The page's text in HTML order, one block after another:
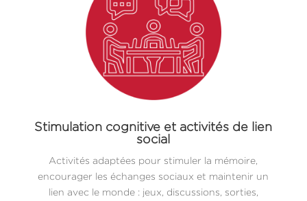
Stimulation cognitive et activités de lien
social
Activités adaptées pour stimuler la mémoire,
encourager les échanges sociaux et maintenir un
lien avec le monde : jeux, discussions, sorties,